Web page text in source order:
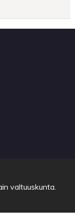
valtuuskunta.